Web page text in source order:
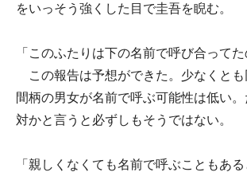
をいっそう強くした目で圭吾を睨む。
「このふたりは下の名前で呼び合ってた
この報告は予想ができた。少なくと
間柄の男女が名前で呼ぶ可能性は低い
対かと言うと必ずしもそうではない。
「親しくなくても名前で呼ぶこともある